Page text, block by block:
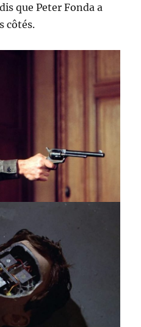
que Peter Fonda a
côtés.